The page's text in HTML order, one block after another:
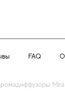
FAQ
Mira